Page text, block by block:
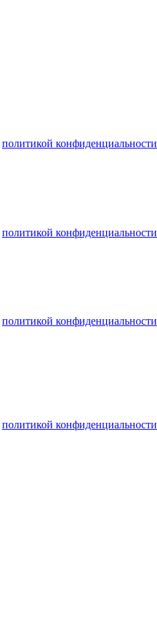
политикой конфиденциальности
политикой конфиденциальности
политикой конфиденциальности
политикой конфиденциальности